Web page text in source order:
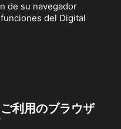
de su navegador
del Digital
利用のブラウザ